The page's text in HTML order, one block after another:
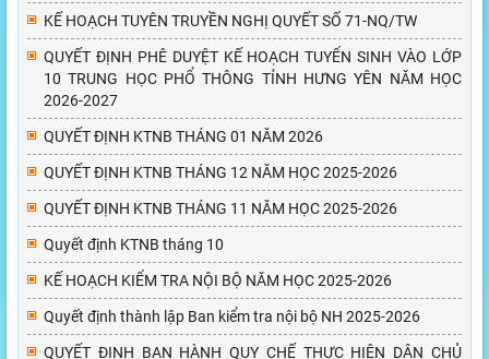
KẾ HOẠCH TUYÊN TRUYỀN NGHỊ QUYẾT SỐ 71-NQ/TW
QUYẾT ĐỊNH PHÊ DUYỆT KẾ HOẠCH TUYỂN SINH VÀO LỚP
10 TRUNG HỌC PHỔ THÔNG TỈNH HƯNG YÊN NĂM HỌC
2026-2027
QUYẾT ĐỊNH KTNB THÁNG 01 NĂM 2026
QUYẾT ĐỊNH KTNB THÁNG 12 NĂM HỌC 2025-2026
QUYẾT ĐỊNH KTNB THÁNG 11 NĂM HỌC 2025-2026
Quyết định KTNB tháng 10
KẾ HOẠCH KIỂM TRA NỘI BỘ NĂM HỌC 2025-2026
Quyết định thành lập Ban kiểm tra nội bộ NH 2025-2026
QUYẾT ĐỊNH BAN HÀNH QUY CHẾ THỰC HIỆN DÂN CHỦ